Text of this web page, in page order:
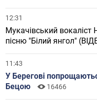
12:31
Мукачівський вокаліст
пісню "Білий янгол"
11:43
У Берегові
Бецою
16466